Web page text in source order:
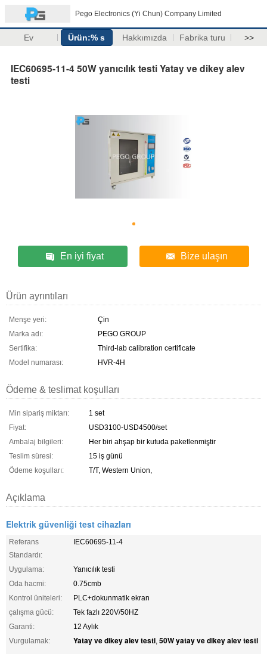
Pego Electronics (Yi Chun) Company Limited
Ev Ürün:% s Hakkımızda Fabrika turu >>
IEC60695-11-4 50W yanıcılık testi Yatay ve dikey alev
testi
En iyi fiyat Bize ulaşın
Ürün ayrıntıları
Menşe yeri:
Çin
Marka adı:
PEGO GROUP
Sertifika:
Third-lab calibration certificate
Model numarası:
HVR-4H
Ödeme & teslimat koşulları
Min sipariş miktarı:
1 set
Fiyat:
USD3100-USD4500/set
Ambalaj bilgileri:
Her biri ahşap bir kutuda paketlenmiştir
Teslim süresi:
15 iş günü
Ödeme koşulları:
T/T, Western Union,
Açıklama
Elektrik güvenliği test cihazları
Referans
Standardı:
IEC60695-11-4
Uygulama:
Yanıcılık testi
Oda hacmi:
0.75cmb
Kontrol üniteleri:
PLC+dokunmatik ekran
çalışma gücü:
Tek fazlı 220V/50HZ
Garanti:
12 Aylık
Vurgulamak:
Yatay ve dikey alev testi, 50W yatay ve dikey alev testi